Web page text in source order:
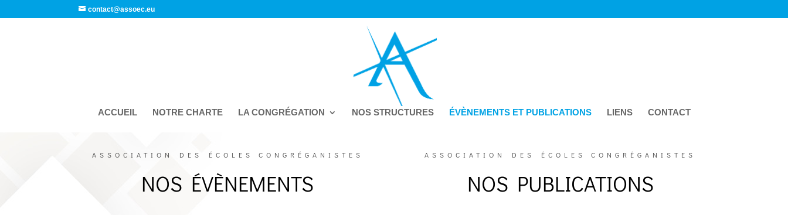
contact@assoec.eu
ACCUEIL NOTRE CHARTE LA CONGRÉGATION NOS STRUCTURES ÉVÈNEMENTS ET PUBLICATIONS LIENS CONTACT
ASSOCIATION DES ÉCOLES CONGRÉGANISTES
NOS ÉVÈNEMENTS
ASSOCIATION DES ÉCOLES CONGRÉGANISTES
NOS PUBLICATIONS